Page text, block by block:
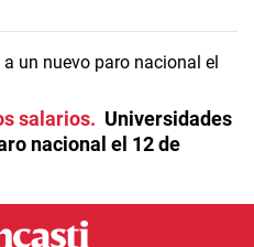
salarios
Universidades
nacional el 12 de